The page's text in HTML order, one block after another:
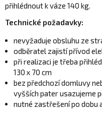
přihlédnout k váze 140 kg.
Technické požadavky:
nevyžaduje obsluhu ze
odběratel zajistí přívod
při realizaci je třeba
130 x 70 cm
bez předchozí domluvy
vyšších pater usazujeme
nutné zastřešení po dobu